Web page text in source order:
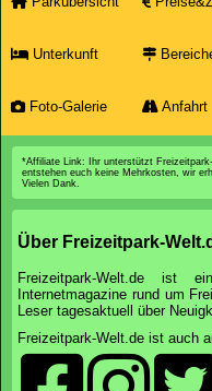
Unterkunft
Foto-Galerie Anfahrt
*Affiliate Link: Ihr unterstützt
entstehen euch keine Mehrkosten, wir
Vielen Dank.
Über Freizeitpark-
Freizeitpark-Welt.de ist
Internetmagazine rund um
Leser tagesaktuell über
Freizeitpark-Welt.de ist auch